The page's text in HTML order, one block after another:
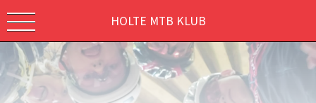
HOLTE MTB KLUB